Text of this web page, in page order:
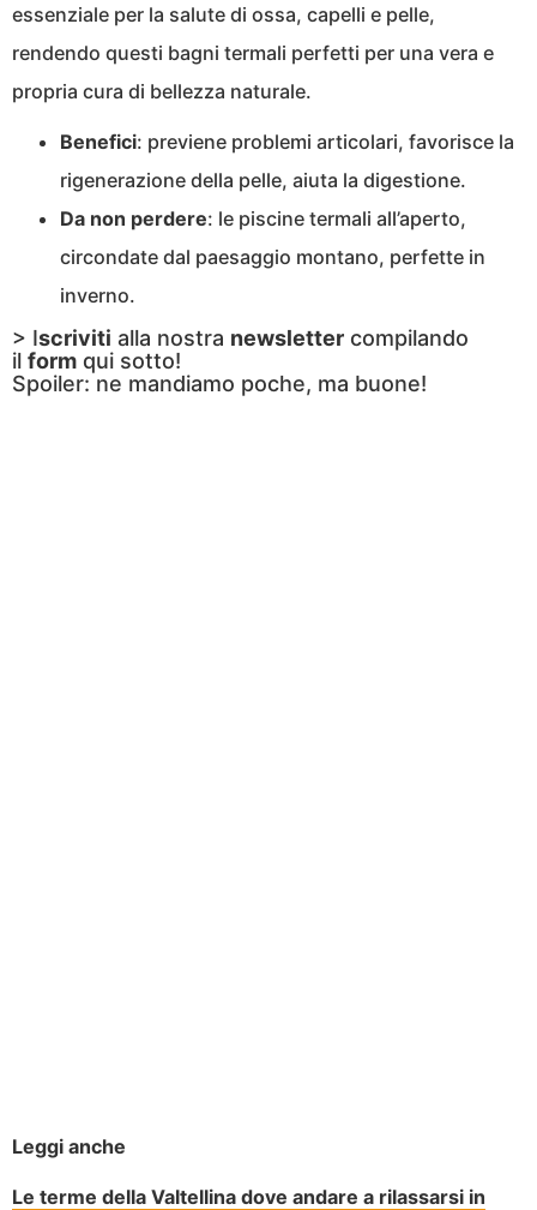
essenziale per la salute di ossa, capelli e pelle,
rendendo questi bagni termali perfetti per una vera e
propria cura di bellezza naturale.
Benefici: previene problemi articolari, favorisce la
rigenerazione della pelle, aiuta la digestione.
Da non perdere: le piscine termali all’aperto,
circondate dal paesaggio montano, perfette in
inverno.
> Iscriviti alla nostra newsletter compilando
il form qui sotto!
Spoiler: ne mandiamo poche, ma buone!
Leggi anche
Le terme della Valtellina dove andare a rilassarsi in